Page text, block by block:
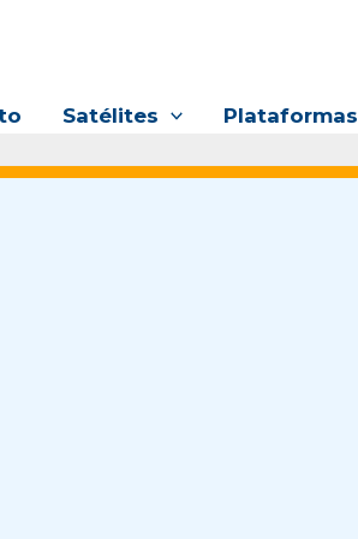
Satélites Plataformas